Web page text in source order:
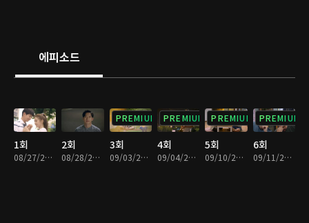
에피소드
1회
08/27/2016 • 1시간 6분
2회
08/28/2016 • 1시간 4분
PREMIUM
3회
09/03/2016 • 1시간 5분
PREMIUM
4회
09/04/2016 • 1시간 6분
PREMIUM
5회
09/10/2016 • 1시간 4분
PREMIUM
6회
09/11/2016 • 1시간 6분